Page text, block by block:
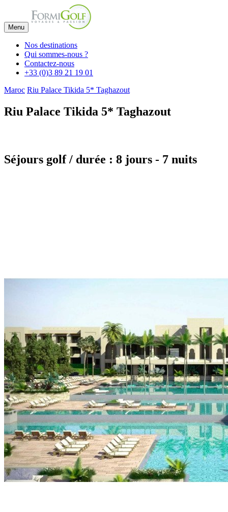
Menu
Nos destinations
Qui sommes-nous ?
Contactez-nous
+33 (0)3 89 21 19 01
Maroc Riu Palace Tikida 5* Taghazout
Riu Palace Tikida 5* Taghazout
Séjours golf / durée : 8 jours - 7 nuits